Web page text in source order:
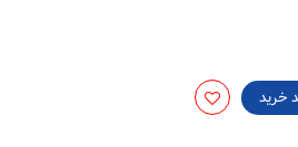
خرید